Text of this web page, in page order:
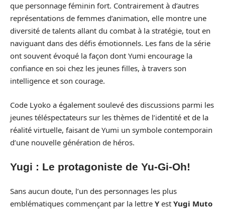
que personnage féminin fort. Contrairement à d’autres
représentations de femmes d’animation, elle montre une
diversité de talents allant du combat à la stratégie, tout en
naviguant dans des défis émotionnels. Les fans de la série
ont souvent évoqué la façon dont Yumi encourage la
confiance en soi chez les jeunes filles, à travers son
intelligence et son courage.
Code Lyoko a également soulevé des discussions parmi les
jeunes téléspectateurs sur les thèmes de l’identité et de la
réalité virtuelle, faisant de Yumi un symbole contemporain
d’une nouvelle génération de héros.
Yugi : Le protagoniste de Yu-Gi-Oh!
Sans aucun doute, l’un des personnages les plus
emblématiques commençant par la lettre Yest Yugi Muto